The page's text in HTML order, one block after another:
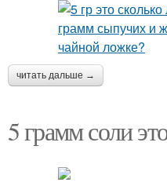
читать дальше →
5 грамм соли